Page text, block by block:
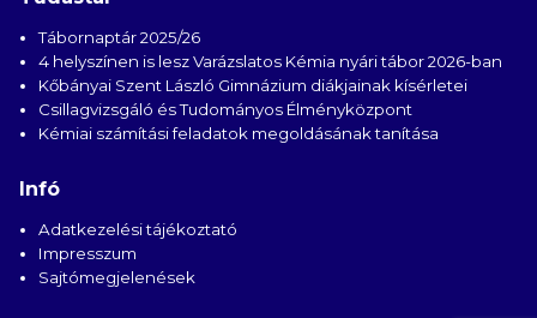
Tábornaptár 2025/26
4 helyszínen is lesz Varázslatos Kémia nyári tábor 2026-ban
Kőbányai Szent László Gimnázium diákjainak kísérletei
Csillagvizsgáló és Tudományos Élményközpont
Kémiai számítási feladatok megoldásának tanítása
Infó
Adatkezelési tájékoztató
Impresszum
Sajtómegjelenések